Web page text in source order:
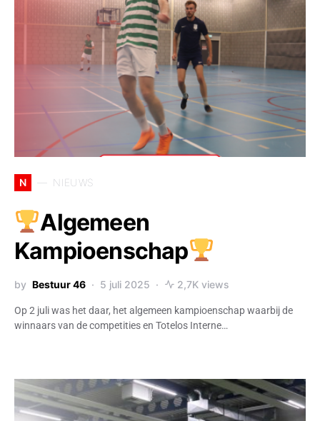
N NIEUWS
Algemeen
Kampioenschap
by Bestuur 46 5 juli 2025 2,7K views
Op 2 juli was het daar, het algemeen kampioenschap waarbij de
winnaars van de competities en Totelos Interne…